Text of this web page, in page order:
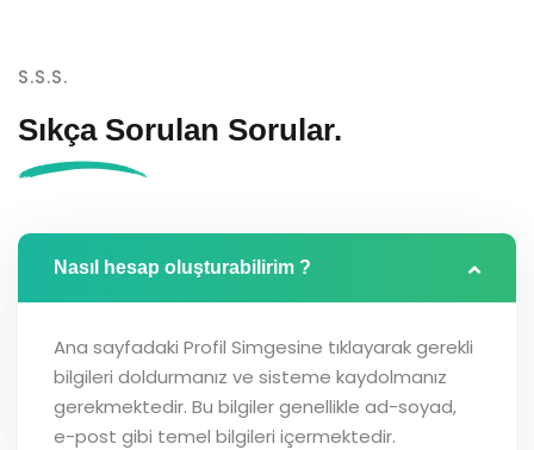
S.S.S.
Sıkça Sorulan Sorular.
Nasıl hesap oluşturabilirim ?
Ana sayfadaki Profil Simgesine tıklayarak gerekli
bilgileri doldurmanız ve sisteme kaydolmanız
gerekmektedir. Bu bilgiler genellikle ad-soyad,
e-post gibi temel bilgileri içermektedir.